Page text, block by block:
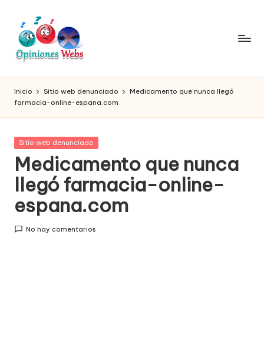
Saltar
contenido
O
pi
ni
o
n
e
s,
c
o
compra
online,
comprar
seguro
por
internet,
conoce
páginas
no
Inicio Sitio web denunciado
Medicamento que nunca llegó
farmacia-online-espana.com
Publicada
Sitio web denunciado
Medicamento que nunca
llegó farmacia-online-
espana.com
No hay comentarios